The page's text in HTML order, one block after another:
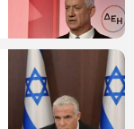
חדשות